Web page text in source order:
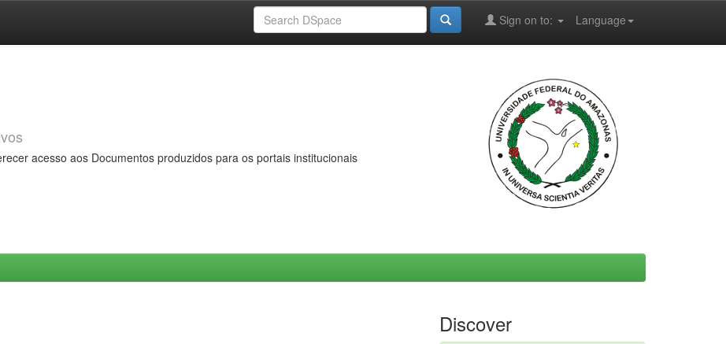
Language
Sign on to:
acesso aos Documentos produzidos para os portais institucionais
Discover